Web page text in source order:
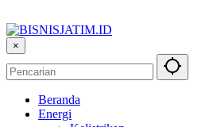
×
Beranda
Energi